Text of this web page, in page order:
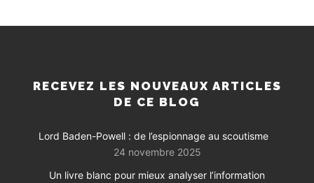
RECEVEZ LES NOUVEAUX ARTICLES
DE CE BLOG
Lord Baden-Powell : de l’espionnage au scoutisme
24 novembre 2025
Un livre blanc pour mieux analyser l’information